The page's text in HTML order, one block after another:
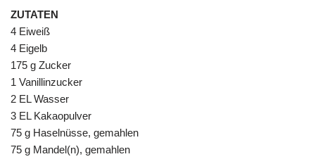
ZUTATEN
4 Eiweiß
4 Eigelb
175 g Zucker
1 Vanillinzucker
2 EL Wasser
3 EL Kakaopulver
75 g Haselnüsse, gemahlen
75 g Mandel(n), gemahlen